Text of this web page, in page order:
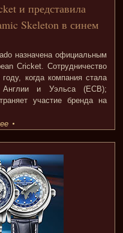
и представила
Skeleton в синем
назначена официальным
Cricket. Сотрудничество
когда компания стала
Англии и Уэльса (ECB);
участие бренда на